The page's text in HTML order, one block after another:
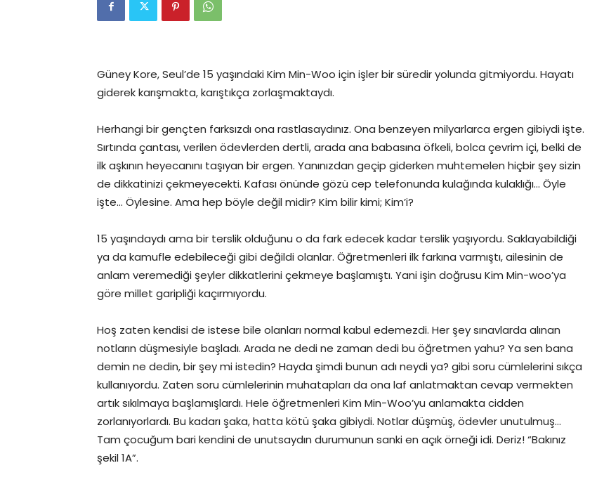
Güney Kore, Seul’de 15 yaşındaki Kim Min-Woo için işler bir süredir yolunda gitmiyordu. Hayatı
giderek karışmakta, karıştıkça zorlaşmaktaydı.
Herhangi bir gençten farksızdı ona rastlasaydınız. Ona benzeyen milyarlarca ergen gibiydi işte.
Sırtında çantası, verilen ödevlerden dertli, arada ana babasına öfkeli, bolca çevrim içi, belki de
ilk aşkının heyecanını taşıyan bir ergen. Yanınızdan geçip giderken muhtemelen hiçbir şey sizin
de dikkatinizi çekmeyecekti. Kafası önünde gözü cep telefonunda kulağında kulaklığı… Öyle
işte… Öylesine. Ama hep böyle değil midir? Kim bilir kimi; Kim’i?
15 yaşındaydı ama bir terslik olduğunu o da fark edecek kadar terslik yaşıyordu. Saklayabildiği
ya da kamufle edebileceği gibi değildi olanlar. Öğretmenleri ilk farkına varmıştı, ailesinin de
anlam veremediği şeyler dikkatlerini çekmeye başlamıştı. Yani işin doğrusu Kim Min-woo’ya
göre millet garipliği kaçırmıyordu.
Hoş zaten kendisi de istese bile olanları normal kabul edemezdi. Her şey sınavlarda alınan
notların düşmesiyle başladı. Arada ne dedi ne zaman dedi bu öğretmen yahu? Ya sen bana
demin ne dedin, bir şey mi istedin? Hayda şimdi bunun adı neydi ya? gibi soru cümlelerini sıkça
kullanıyordu. Zaten soru cümlelerinin muhatapları da ona laf anlatmaktan cevap vermekten
artık sıkılmaya başlamışlardı. Hele öğretmenleri Kim Min-Woo’yu anlamakta cidden
zorlanıyorlardı. Bu kadarı şaka, hatta kötü şaka gibiydi. Notlar düşmüş, ödevler unutulmuş…
Tam çocuğum bari kendini de unutsaydın durumunun sanki en açık örneği idi. Deriz! “Bakınız
şekil 1A”.